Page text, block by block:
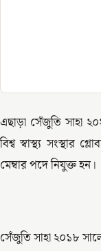
এছাড়া সেঁজুতি সাহা
বিশ্ব স্বাস্থ্য সংস্থার
মেম্বার পদে নিযুক্ত হন।
সেঁজুতি সাহা ২০১৮